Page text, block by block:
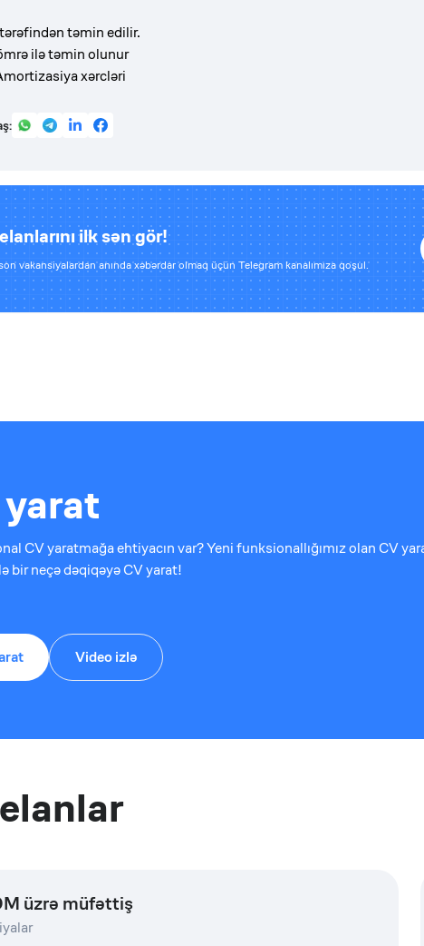
təmin edilir.
ilə təmin olunur
xərcləri
ilk sən gör!
vakansiyalardan anında xəbərdar olmaq üçün Telegram kanalımıza qoşul.
CV yaratmağa ehtiyacın var? Yeni funksionallığımız olan CV
bir neçə dəqiqəyə CV yarat!
Video izlə
üzrə müfəttiş